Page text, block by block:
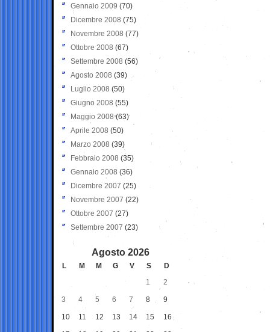
Gennaio 2009 (70)
Dicembre 2008 (75)
Novembre 2008 (77)
Ottobre 2008 (67)
Settembre 2008 (56)
Agosto 2008 (39)
Luglio 2008 (50)
Giugno 2008 (55)
Maggio 2008(63)
Aprile 2008 (50)
Marzo 2008 (39)
Febbraio 2008 (35)
Gennaio 2008 (36)
Dicembre 2007 (25)
Novembre 2007 (22)
Ottobre 2007 (27)
Settembre 2007 (23)
Agosto 2026
L M M G V S
D
1
2
3 4 5 6 7 8 9
10 11 12 13 14 15 16